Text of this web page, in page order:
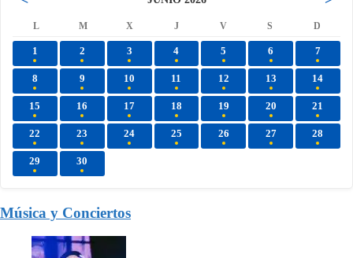
L M X J V S D
1 2 3 4 5 6 7
8 9 10 11 12 13 14
15 16 17 18 19 20 21
22 23 24 25 26 27 28
29 30
Música y Conciertos